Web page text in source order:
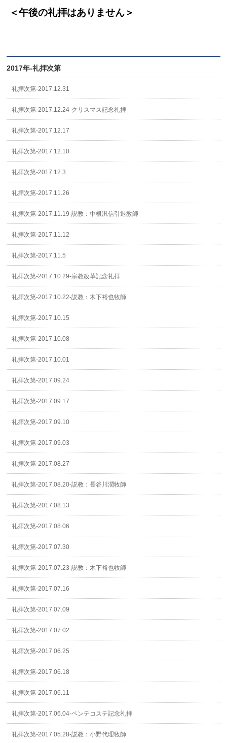
＜午後の礼拝はありません＞
2017年-礼拝次第
礼拝次第-2017.12.31
礼拝次第-2017.12.24-クリスマス記念礼拝
礼拝次第-2017.12.17
礼拝次第-2017.12.10
礼拝次第-2017.12.3
礼拝次第-2017.11.26
礼拝次第-2017.11.19-説教：中根汎信引退教師
礼拝次第-2017.11.12
礼拝次第-2017.11.5
礼拝次第-2017.10.29-宗教改革記念礼拝
礼拝次第-2017.10.22-説教：木下裕也牧師
礼拝次第-2017.10.15
礼拝次第-2017.10.08
礼拝次第-2017.10.01
礼拝次第-2017.09.24
礼拝次第-2017.09.17
礼拝次第-2017.09.10
礼拝次第-2017.09.03
礼拝次第-2017.08.27
礼拝次第-2017.08.20-説教：長谷川潤牧師
礼拝次第-2017.08.13
礼拝次第-2017.08.06
礼拝次第-2017.07.30
礼拝次第-2017.07.23-説教：木下裕也牧師
礼拝次第-2017.07.16
礼拝次第-2017.07.09
礼拝次第-2017.07.02
礼拝次第-2017.06.25
礼拝次第-2017.06.18
礼拝次第-2017.06.11
礼拝次第-2017.06.04-ペンテコステ記念礼拝
礼拝次第-2017.05.28-説教：小野代理牧師